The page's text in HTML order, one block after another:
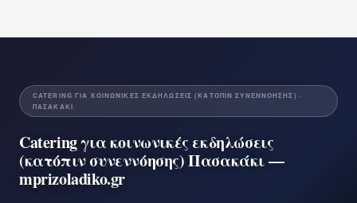
CATERING ΓΙΑ ΚΟΙΝΩΝΙΚΈΣ ΕΚΔΗΛΏΣΕΙΣ (ΚΑΤΌΠΙΝ ΣΥΝΕΝΝΌΗΣΗΣ) ·
ΠΑΣΑΚΆΚΙ
Catering για κοινωνικές εκδηλώσεις
(κατόπιν συνεννόησης) Πασακάκι —
mprizoladiko.gr